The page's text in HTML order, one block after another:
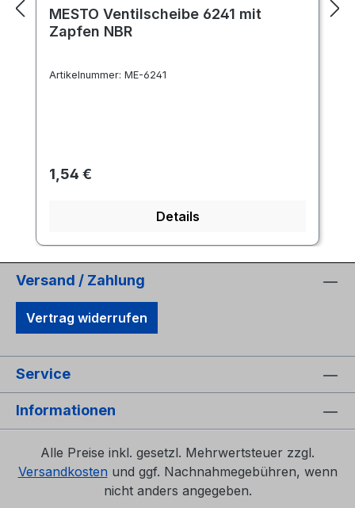
MESTO Ventilscheibe 6241 mit
Zapfen NBR
Artikelnummer: ME-6241
Regulärer Preis:
1,54 €
Details
Versand / Zahlung
Vertrag widerrufen
Service
Informationen
Alle Preise inkl. gesetzl. Mehrwertsteuer zzgl.
Versandkosten und ggf. Nachnahmegebühren, wenn
nicht anders angegeben.